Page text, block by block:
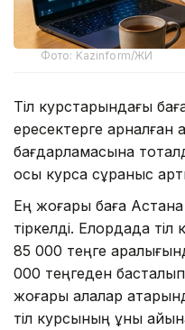
Фото: Kazinform/ЖИ
Тіл курстарындағы
ересектерге арналған
бағдарламасына
осы курсқа сұраныс
Ең жоғары баға
тіркелді. Елордада
85 000 теңге
000 теңгеден
жоғары қалалар
тіл курсының құны